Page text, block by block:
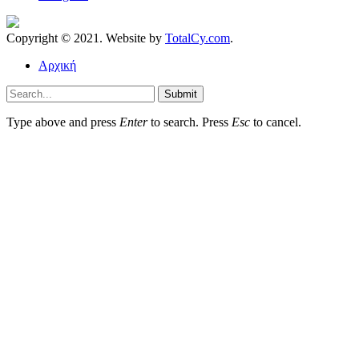
Copyright © 2021. Website by TotalCy.com.
Αρχική
Submit
Type above and press Enterto search. Press Esc to cancel.